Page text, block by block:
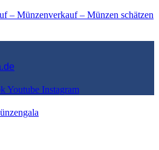
– Münzenverkauf – Münzen schätzen
Youtube Instagram